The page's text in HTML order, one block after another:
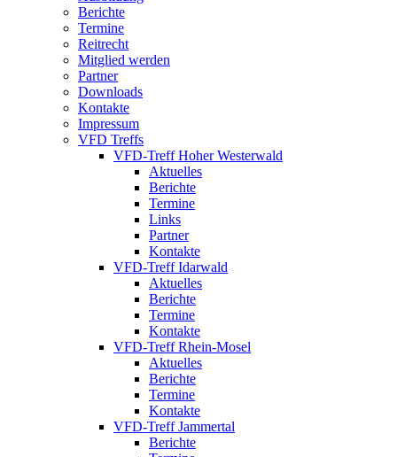
Berichte
Termine
Reitrecht
Mitglied werden
Partner
Downloads
Kontakte
Impressum
VFD Treffs
VFD-Treff Hoher Westerwald
Aktuelles
Berichte
Termine
Links
Partner
Kontakte
VFD-Treff Idarwald
Aktuelles
Berichte
Termine
Kontakte
VFD-Treff Rhein-Mosel
Aktuelles
Berichte
Termine
Kontakte
VFD-Treff Jammertal
Berichte